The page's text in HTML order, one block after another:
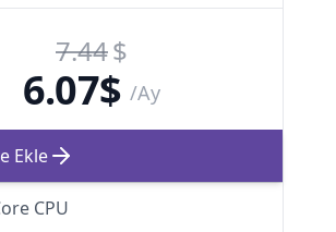
7.44$
6.07$ /Ay
Ekle
CPU